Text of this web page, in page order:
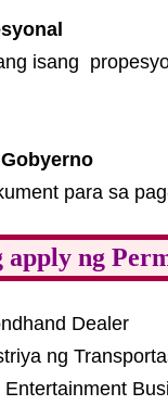
isang
para sa
apply ng
Dealer
ng